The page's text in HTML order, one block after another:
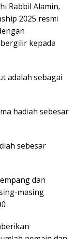
Rabbil Alamin,
2025 resmi
kepada
adalah sebagai
hadiah sebesar
sebesar
dan
masing